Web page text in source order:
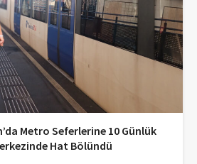
Metro Seferlerine 10 Günlük
Hat Bölündü